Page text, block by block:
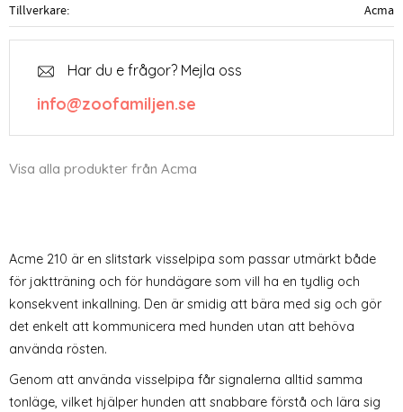
Tillverkare
Acma
Har du e frågor? Mejla oss
info@zoofamiljen.se
Visa alla produkter från Acma
Acme 210 är en slitstark visselpipa som passar utmärkt både
för jaktträning och för hundägare som vill ha en tydlig och
konsekvent inkallning. Den är smidig att bära med sig och gör
det enkelt att kommunicera med hunden utan att behöva
använda rösten.
Genom att använda visselpipa får signalerna alltid samma
tonläge, vilket hjälper hunden att snabbare förstå och lära sig